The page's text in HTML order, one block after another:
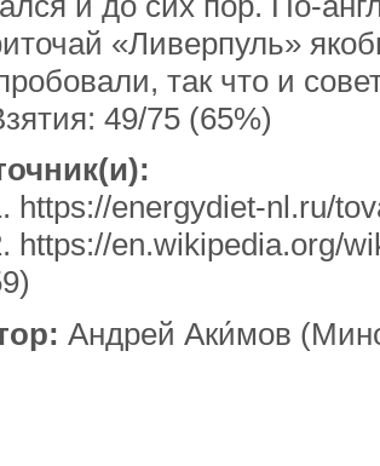
«Ливерпуль»
так что и
49/75 (65%)
energydiet-nl.ru/
en.wikipedia.org/
Андрей Аки́мов